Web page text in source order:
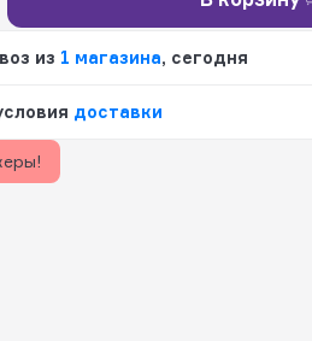
из 1 магазина, сегодня
доставки